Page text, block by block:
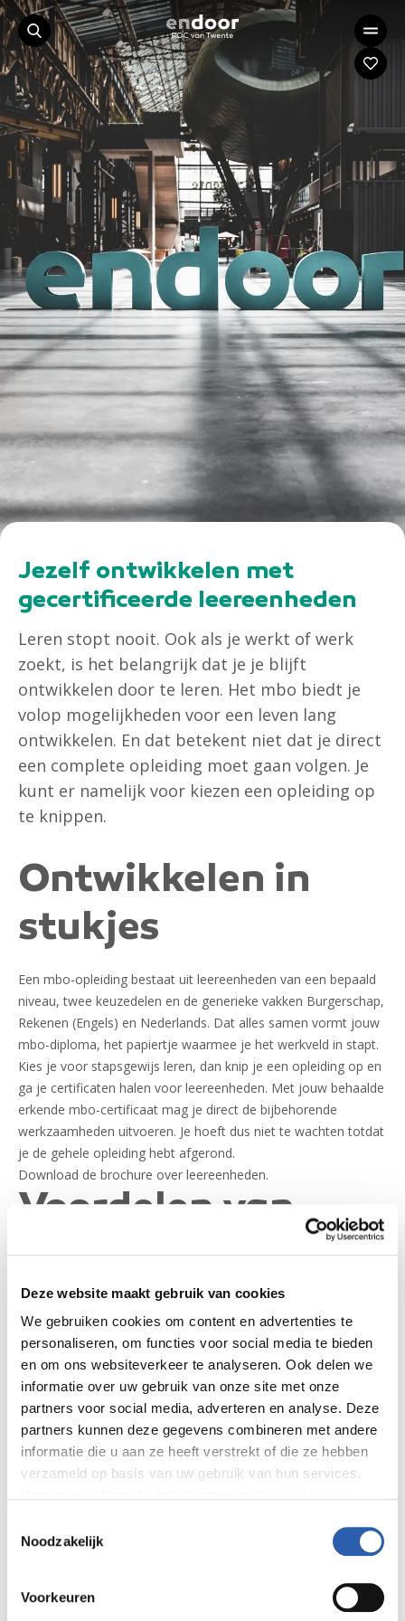
Deze website maakt gebruik van cookies
We gebruiken cookies om content en advertenties te
personaliseren, om functies voor social media te bieden
en om ons websiteverkeer te analyseren. Ook delen we
informatie over uw gebruik van onze site met onze
partners voor social media, adverteren en analyse. Deze
partners kunnen deze gegevens combineren met andere
informatie die u aan ze heeft verstrekt of die ze hebben
verzameld op basis van uw gebruik van hun services.
We werken samen met
die uw gegevens
Noodzakelijk
Voorkeuren
Jezelf ontwikkelen met
gecertificeerde leereenheden
Leren stopt nooit. Ook als je werkt of werk
zoekt, is het belangrijk dat je je blijft
ontwikkelen door te leren. Het mbo biedt je
volop mogelijkheden voor een leven lang
ontwikkelen. En dat betekent niet dat je direct
een complete opleiding moet gaan volgen. Je
kunt er namelijk voor kiezen een opleiding op
te knippen.
Ontwikkelen in
stukjes
Een mbo-opleiding bestaat uit leereenheden van een bepaald
niveau, twee keuzedelen en de generieke vakken Burgerschap,
Rekenen (Engels) en Nederlands. Dat alles samen vormt jouw
mbo-diploma, het papiertje waarmee je het werkveld in stapt.
Kies je voor stapsgewijs leren, dan knip je een opleiding op en
ga je certificaten halen voor leereenheden. Met jouw behaalde
erkende mbo-certificaat mag je direct de bijbehorende
werkzaamheden uitvoeren. Je hoeft dus niet te wachten totdat
je de gehele opleiding hebt afgerond.
Download de brochure over leereenheden.
Voordelen van
leereenheden
elk van waarde zijn zodra je je certificaat ervoor haalt. Op die
manier bouw je in je eigen tempo naar een diploma terwijl je
al wel deels inzetbaar bent als professional. Extra waardevol in
een tijd waarin een groot tekort is aan direct inzetbaar
personeel en jij als werknemer misschien niet toe bent aan het
volgen van een hele opleiding. En dat is een win-win situatie:
voor jouw werkzame leven, maar zeker ook voor de
werkgever die enorm uitkijkt naar jouw komst en inzet. Je kunt
Gecertificeerde
leereenheid is iets